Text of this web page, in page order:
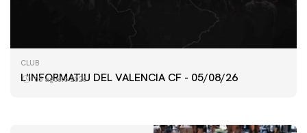
CLUB
L'INFORMATIU DEL VALENCIA CF - 05/08/26
05 agosto 2026
ENTRENAMIENTO MATINAL DEL VALENCIA CF
5/8/2026